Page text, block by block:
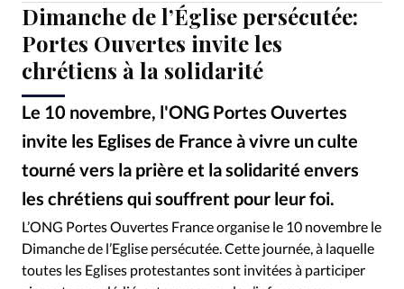
Monde
Bible
Toute l'actualité
Devise:
CHF
RUBRIQUES
Culture
Eglises
Histoire Laicité
Liberté religieuse
Mission
Monde People Politique
Religions
Dimanche de l’Église persécutée:
Portes Ouvertes invite les
chrétiens à la solidarité
Le 10 novembre, l'ONG Portes Ouvertes
invite les Eglises de France à vivre un culte
tourné vers la prière et la solidarité envers
les chrétiens qui souffrent pour leur foi.
© Portes Ouvertes - Une Eglise en prière lors d'un Dimanche de l'Eglise persécutée
L’ONG Portes Ouvertes France organise le 10 novembre le
Dimanche de l’Eglise persécutée. Cette journée, à laquelle
toutes les Eglises protestantes sont invitées à participer